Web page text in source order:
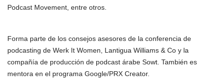
Podcast Movement, entre otros.
Forma parte de los consejos asesores de la conferencia de
podcasting de Werk It Women, Lantigua Williams & Co y la
compañía de producción de podcast árabe Sowt. También es
mentora en el programa Google/PRX Creator.